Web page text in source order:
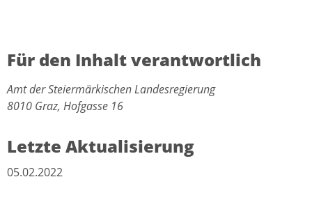
Für den Inhalt verantwortlich
Amt der Steiermärkischen Landesregierung
8010 Graz, Hofgasse 16
Letzte Aktualisierung
05.02.2022